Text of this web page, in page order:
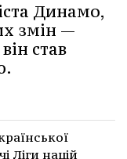
Динамо,
змін —
став
Ліги націй